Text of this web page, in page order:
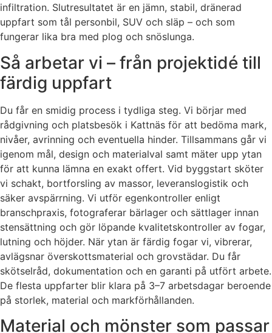
infiltration. Slutresultatet är en jämn, stabil, dränerad
uppfart som tål personbil, SUV och släp – och som
fungerar lika bra med plog och snöslunga.
Så arbetar vi – från projektidé till
färdig uppfart
Du får en smidig process i tydliga steg. Vi börjar med
rådgivning och platsbesök i Kattnäs för att bedöma mark,
nivåer, avrinning och eventuella hinder. Tillsammans går vi
igenom mål, design och materialval samt mäter upp ytan
för att kunna lämna en exakt offert. Vid byggstart sköter
vi schakt, bortforsling av massor, leveranslogistik och
säker avspärrning. Vi utför egenkontroller enligt
branschpraxis, fotograferar bärlager och sättlager innan
stensättning och gör löpande kvalitetskontroller av fogar,
lutning och höjder. När ytan är färdig fogar vi, vibrerar,
avlägsnar överskottsmaterial och grovstädar. Du får
skötselråd, dokumentation och en garanti på utfört arbete.
De flesta uppfarter blir klara på 3–7 arbetsdagar beroende
på storlek, material och markförhållanden.
Material och mönster som passar